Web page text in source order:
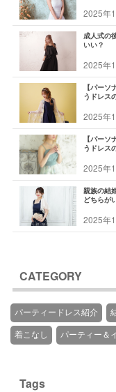
2025年
成人式の
いい？
2025年
【パー
うドレス
2025年
【パー
うドレス
2025年
親族の結
どちらが
2025年
CATEGORY
パーティードレス紹介
着こなし パーティー＆
Tags